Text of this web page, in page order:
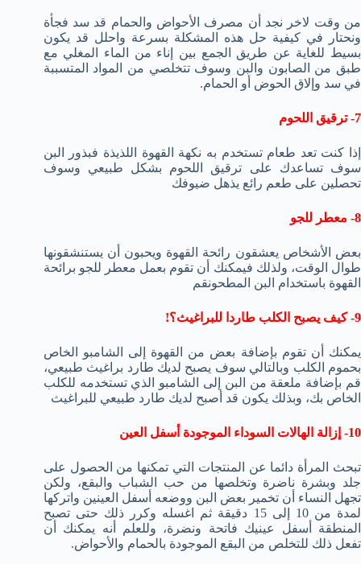
من وقت لاخر نجد أن مصرف الأحواض والحمام قد سد فجأة
ونحتار في كيفية حل هذه المشكلة بسرعة واحلل قد يكون
بسيط للغاية عن طريق الجمع بين إناء من الماء المغلي مع
طبق من الصابون والبن وسوف تتخلصي من المواد المتسببة
في سد وإلاق الحوض أو الحمام.
7- ترقيق اللحوم
إذا كنت تعد طعام تستخدم به نكهة القهوة اللذيذة فبذور البن
سوف تساعدك على ترقيق اللحوم بشكل طبيعي وسوف
تحصلين على طعم رائع يذهل ضيوفك
8- معطر للجو
بعض الأشخاص يعشقون رائحة القهوة ويحبون أن يستنشقونها
طوال الوقت، ولذلك فيمكنك أن تقوم بعمل معطر للجو برائحة
القهوة باستخدام البن المطحونقم
9- كيف يصبح الكلب طاردا للبراغيث؟!
يمكنك أن تقوم بإضافة بعض من القهوة إلى الشامبو الخاص
بحموم الكلب وبالتالي سوف يصبح لديك طارد براغيث طبيعي،
قم بإضافة ملعقة من البن إلى الشامبو الذي تستخدمه للكلب
الخاص بك، وبذلك يكون قد أصبح لديك طارد طبيعي للبراغيث
10- إزالة الهالات السوداء الموجودة أسفل العين
تبحث المرأة دائما عن المنتجات التي تمكنها من الحصول على
جلد وبشرة ناضرة وتخلصها من حب الشباب والبقع، ولكن
تجهل النساء أن تخمير بعض البن ووضعه أسفل العينين واتركها
لمدة من 10 إلى 15 دقيقة ثم اغسله وكرر ذلك حتى تصبح
المنطقة أسفل عينيك فاتحة ونضرة، وللعلم أنه يمكنك أن
تفعل ذلك للتخلص من البقع الموجودة بالحمام والأحواض.